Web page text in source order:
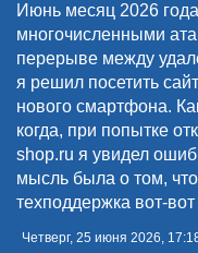
Июнь месяц 2026
многочисленными
перерыве между
я решил посетить
нового смартфона.
когда, при попытке
shop.ru я увидел
мысль была о том,
техподдержка вот-
Четверг, 25 июня 2026,